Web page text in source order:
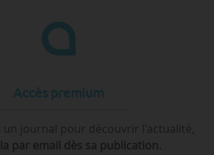
Accès premium
un journal pour découvrir l'actualité,
par email dès sa publication.